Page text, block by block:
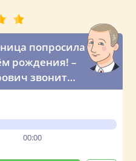
попросила
рождения! –
звонит
по телефону
00:00